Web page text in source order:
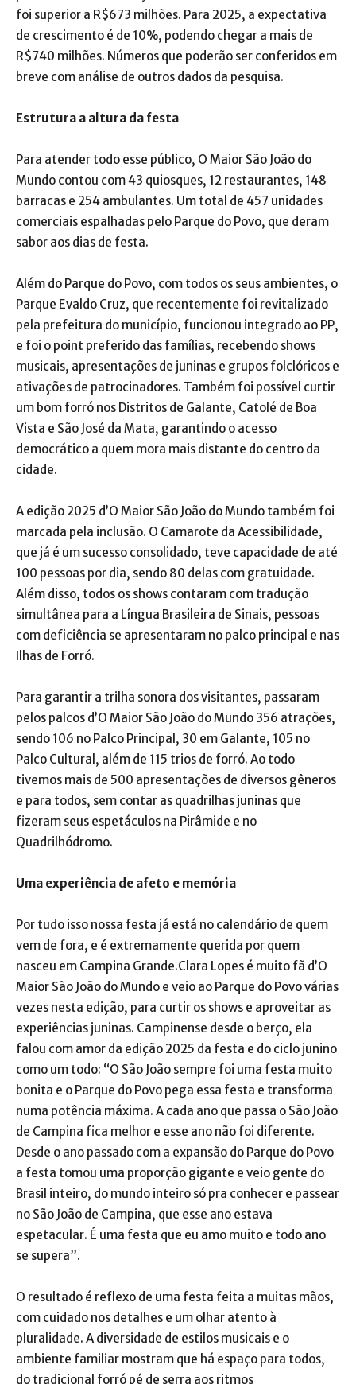
foi superior a R$673 milhões. Para 2025, a expectativa
de crescimento é de 10%, podendo chegar a mais de
R$740 milhões. Números que poderão ser conferidos em
breve com análise de outros dados da pesquisa.
Estrutura a altura da festa
Para atender todo esse público, O Maior São João do
Mundo contou com 43 quiosques, 12 restaurantes, 148
barracas e 254 ambulantes. Um total de 457 unidades
comerciais espalhadas pelo Parque do Povo, que deram
sabor aos dias de festa.
Além do Parque do Povo, com todos os seus ambientes, o
Parque Evaldo Cruz, que recentemente foi revitalizado
pela prefeitura do município, funcionou integrado ao PP,
e foi o point preferido das famílias, recebendo shows
musicais, apresentações de juninas e grupos folclóricos e
ativações de patrocinadores. Também foi possível curtir
um bom forró nos Distritos de Galante, Catolé de Boa
Vista e São José da Mata, garantindo o acesso
democrático a quem mora mais distante do centro da
cidade.
A edição 2025 d’O Maior São João do Mundo também foi
marcada pela inclusão. O Camarote da Acessibilidade,
que já é um sucesso consolidado, teve capacidade de até
100 pessoas por dia, sendo 80 delas com gratuidade.
Além disso, todos os shows contaram com tradução
simultânea para a Língua Brasileira de Sinais, pessoas
com deficiência se apresentaram no palco principal e nas
Ilhas de Forró.
Para garantir a trilha sonora dos visitantes, passaram
pelos palcos d’O Maior São João do Mundo 356 atrações,
sendo 106 no Palco Principal, 30 em Galante, 105 no
Palco Cultural, além de 115 trios de forró. Ao todo
tivemos mais de 500 apresentações de diversos gêneros
e para todos, sem contar as quadrilhas juninas que
fizeram seus espetáculos na Pirâmide e no
Quadrilhódromo.
Uma experiência de afeto e memória
Por tudo isso nossa festa já está no calendário de quem
vem de fora, e é extremamente querida por quem
nasceu em Campina Grande.Clara Lopes é muito fã d’O
Maior São João do Mundo e veio ao Parque do Povo várias
vezes nesta edição, para curtir os shows e aproveitar as
experiências juninas. Campinense desde o berço, ela
falou com amor da edição 2025 da festa e do ciclo junino
como um todo: “O São João sempre foi uma festa muito
bonita e o Parque do Povo pega essa festa e transforma
numa potência máxima. A cada ano que passa o São João
de Campina fica melhor e esse ano não foi diferente.
Desde o ano passado com a expansão do Parque do Povo
a festa tomou uma proporção gigante e veio gente do
Brasil inteiro, do mundo inteiro só pra conhecer e passear
no São João de Campina, que esse ano estava
espetacular. É uma festa que eu amo muito e todo ano
se supera”.
O resultado é reflexo de uma festa feita a muitas mãos,
com cuidado nos detalhes e um olhar atento à
pluralidade. A diversidade de estilos musicais e o
ambiente familiar mostram que há espaço para todos,
do tradicional forró pé de serra aos ritmos